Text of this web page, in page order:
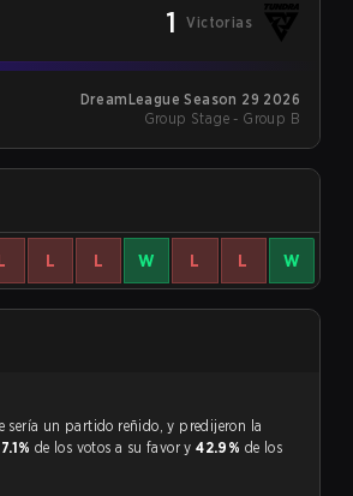
1 Victorias
DreamLeague Season 29 2026
Group Stage - Group B
L L W L L W
de los votos a su favor y42.9% de los